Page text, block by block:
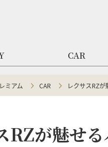
CAR
ミアム CAR レクサスRZ
RZが魅せ